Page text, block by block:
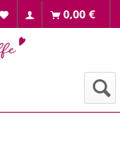
0,00 €